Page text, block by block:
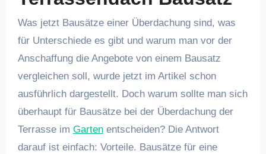
Was jetzt Bausätze einer Überdachung sind, was
für Unterschiede es gibt und warum man vor der
Anschaffung die Angebote von einem Bausatz
vergleichen soll, wurde jetzt im Artikel schon
ausführlich dargestellt. Doch warum sollte man sich
überhaupt für Bausätze bei der Überdachung der
Terrasse im Gartenentscheiden? Die Antwort
darauf ist einfach: Vorteile. Bausätze für eine